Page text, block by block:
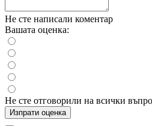
Не сте написали коментар
Вашата оценка:
Не сте отговорили на всички
Изпрати оценка